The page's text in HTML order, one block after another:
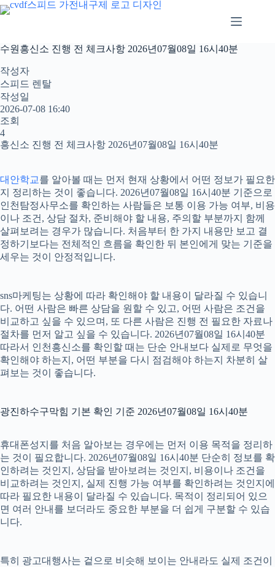
본
문
로
건
너
뛰
기
수원흥신소 진행 전 체크사항 2026년07월08일 16시40분
작성자
스피드 렌탈
작성일
2026-07-08 16:40
조회
4
흥신소 진행 전 체크사항 2026년07월08일 16시40분
대안학교를 알아볼 때는 먼저 현재 상황에서 어떤 정보가 필요한
지 정리하는 것이 좋습니다. 2026년07월08일 16시40분 기준으로
인천탐정사무소를 확인하는 사람들은 보통 이용 가능 여부, 비용
이나 조건, 상담 절차, 준비해야 할 내용, 주의할 부분까지 함께
살펴보려는 경우가 많습니다. 처음부터 한 가지 내용만 보고 결
정하기보다는 전체적인 흐름을 확인한 뒤 본인에게 맞는 기준을
세우는 것이 안정적입니다.
sns마케팅는 상황에 따라 확인해야 할 내용이 달라질 수 있습니
다. 어떤 사람은 빠른 상담을 원할 수 있고, 어떤 사람은 조건을
비교하고 싶을 수 있으며, 또 다른 사람은 진행 전 필요한 자료나
절차를 먼저 알고 싶을 수 있습니다. 2026년07월08일 16시40분
따라서 인천흥신소를 확인할 때는 단순 안내보다 실제로 무엇을
확인해야 하는지, 어떤 부분을 다시 점검해야 하는지 차분히 살
펴보는 것이 좋습니다.
광진하수구막힘 기본 확인 기준 2026년07월08일 16시40분
휴대폰성지를 처음 알아보는 경우에는 먼저 이용 목적을 정리하
는 것이 필요합니다. 2026년07월08일 16시40분 단순히 정보를 확
인하려는 것인지, 상담을 받아보려는 것인지, 비용이나 조건을
비교하려는 것인지, 실제 진행 가능 여부를 확인하려는 것인지에
따라 필요한 내용이 달라질 수 있습니다. 목적이 정리되어 있으
면 여러 안내를 보더라도 중요한 부분을 더 쉽게 구분할 수 있습
니다.
특히 광고대행사는 겉으로 비슷해 보이는 안내라도 실제 조건이